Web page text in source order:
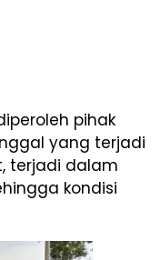
pihak
yang terjadi
terjadi dalam
kondisi